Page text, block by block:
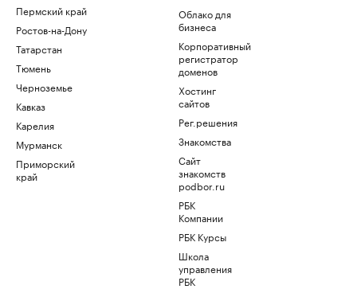
Пермский край
Ростов-на-Дону
Татарстан
Тюмень
Черноземье
Кавказ
Карелия
Мурманск
Приморский
край
Облако для
бизнеса
Корпоративный
регистратор
доменов
Хостинг
сайтов
Рег.решения
Знакомства
Сайт
знакомств
podbor.ru
РБК
Компании
РБК Курсы
Школа
управления
РБК